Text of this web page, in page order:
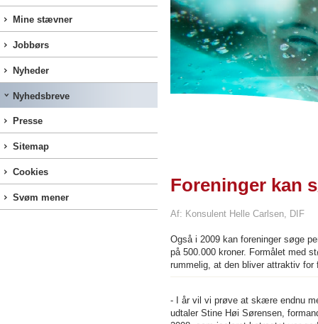
Mine stævner
Jobbørs
Nyheder
Nyhedsbreve
Presse
Sitemap
Cookies
Svøm mener
Foreninger kan
Af: Konsulent Helle Carlsen, DIF
Også i 2009 kan foreninger søge
på 500.000 kroner. Formålet med
rummelig, at den bliver attraktiv for
- I år vil vi prøve at skære endnu
udtaler Stine Høi Sørensen,